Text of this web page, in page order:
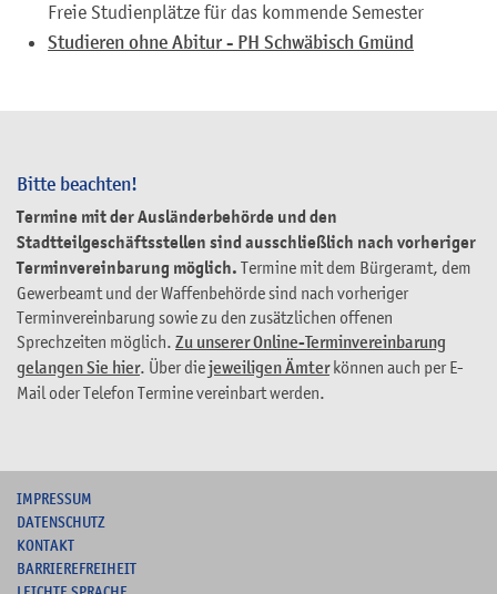
Bitte beachten!
Termine mit der Ausländerbehörde und den
Stadtteilgeschäftsstellen sind ausschließlich nach vorheriger
Terminvereinbarung möglich. Termine mit dem Bürgeramt, dem
Gewerbeamt und der Waffenbehörde sind nach vorheriger
Terminvereinbarung sowie zu den zusätzlichen offenen
Sprechzeiten möglich. Zu unserer Online-Terminvereinbarung
gelangen Sie hier. Über diejeweiligen Ämterkönnen auch per E-
Mail oder Telefon Termine vereinbart werden.
Freie Studienplätze für das kommende Semester
Studieren ohne Abitur - PH Schwäbisch Gmünd
IMPRESSUM
DATENSCHUTZ
KONTAKT
BARRIEREFREIHEIT